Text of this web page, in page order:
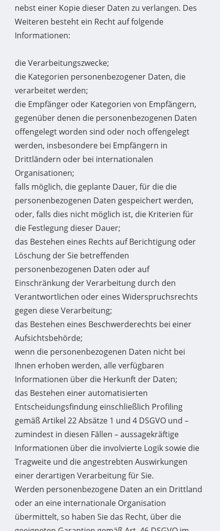
nebst einer Kopie dieser Daten zu verlangen. Des
Weiteren besteht ein Recht auf folgende
Informationen:
die Verarbeitungszwecke;
die Kategorien personenbezogener Daten, die
verarbeitet werden;
die Empfänger oder Kategorien von Empfängern,
gegenüber denen die personenbezogenen Daten
offengelegt worden sind oder noch offengelegt
werden, insbesondere bei Empfängern in
Drittländern oder bei internationalen
Organisationen;
falls möglich, die geplante Dauer, für die die
personenbezogenen Daten gespeichert werden,
oder, falls dies nicht möglich ist, die Kriterien für
die Festlegung dieser Dauer;
das Bestehen eines Rechts auf Berichtigung oder
Löschung der Sie betreffenden
personenbezogenen Daten oder auf
Einschränkung der Verarbeitung durch den
Verantwortlichen oder eines Widerspruchsrechts
gegen diese Verarbeitung;
das Bestehen eines Beschwerderechts bei einer
Aufsichtsbehörde;
wenn die personenbezogenen Daten nicht bei
Ihnen erhoben werden, alle verfügbaren
Informationen über die Herkunft der Daten;
das Bestehen einer automatisierten
Entscheidungsfindung einschließlich Profiling
gemäß Artikel 22 Absätze 1 und 4 DSGVO und –
zumindest in diesen Fällen – aussagekräftige
Informationen über die involvierte Logik sowie die
Tragweite und die angestrebten Auswirkungen
einer derartigen Verarbeitung für Sie.
Werden personenbezogene Daten an ein Drittland
oder an eine internationale Organisation
übermittelt, so haben Sie das Recht, über die